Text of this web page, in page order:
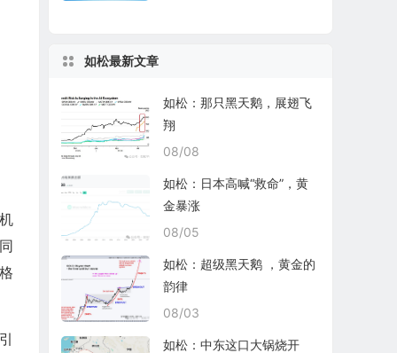
如松最新文章
如松：那只黑天鹅，展翅飞
翔
08/08
如松：日本高喊“救命”，黄
金暴涨
08/05
如松：超级黑天鹅 ，黄金的
韵律
08/03
如松：中东这口大锅烧开